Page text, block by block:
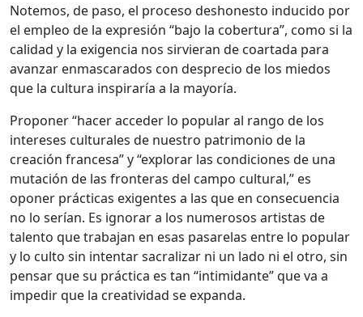
Notemos, de paso, el proceso deshonesto inducido por
el empleo de la expresión “bajo la cobertura”, como si la
calidad y la exigencia nos sirvieran de coartada para
avanzar enmascarados con desprecio de los miedos
que la cultura inspiraría a la mayoría.
Proponer “hacer acceder lo popular al rango de los
intereses culturales de nuestro patrimonio de la
creación francesa” y “explorar las condiciones de una
mutación de las fronteras del campo cultural,” es
oponer prácticas exigentes a las que en consecuencia
no lo serían. Es ignorar a los numerosos artistas de
talento que trabajan en esas pasarelas entre lo popular
y lo culto sin intentar sacralizar ni un lado ni el otro, sin
pensar que su práctica es tan “intimidante” que va a
impedir que la creatividad se expanda.